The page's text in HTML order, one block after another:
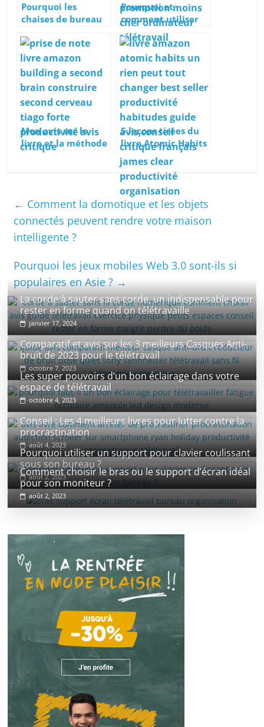
Pourquoi les
chaises de bureau
sont-elles si chères
?
Pourquoi et
comment utiliser
un écran
d’ordinateur
vertical ou
pivotable ?
Mon avis sur le
livre et la méthode
« Building a Second
5 leçons tirées du
livre Atomic Habits
qui m’ont aidé à
changer ma vie
← Comment la domotique et les objets
connectés peuvent rendre votre maison
intelligente ?
Pourquoi les jeux mobiles Web 3.0 sont-ils si
populaires en Asie ?→
La corde à sauter sans corde, un indispensable pour
rester en forme quand on télétravaille
janvier 17, 2024
Comparatif et avis sur les 3 meilleurs Casques Anti-
bruit de 2023 pour le télétravail
octobre 7, 2023
Les super pouvoirs d’un bon éclairage dans votre
espace de télétravail
octobre 4, 2023
Conseil : Les 4 meilleurs livres pour lutter contre la
procrastination
août 4, 2023
Pourquoi utiliser un support pour clavier coulissant
sous son bureau ?
août 2, 2023
Comment choisir le bras ou le support d’écran idéal
pour son moniteur ?
août 2, 2023